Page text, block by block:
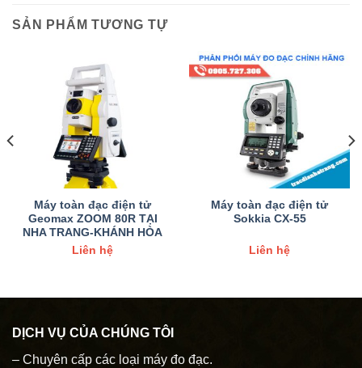
SẢN PHẨM TƯƠNG TỰ
Máy toàn đạc điện tử
Geomax ZOOM 80R TẠI
NHA TRANG-KHÁNH HÒA
Liên hệ
Máy toàn đạc điện tử
Sokkia CX-55
Liên hệ
DỊCH VỤ CỦA CHÚNG TÔI
– Chuyên cấp các loại máy đo đạc.